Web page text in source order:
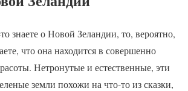
знаете о Новой Зеландии, то, вероятно,
что она находится в совершенно
Нетронутые и естественные, эти
земли похожи на что-то из сказки,